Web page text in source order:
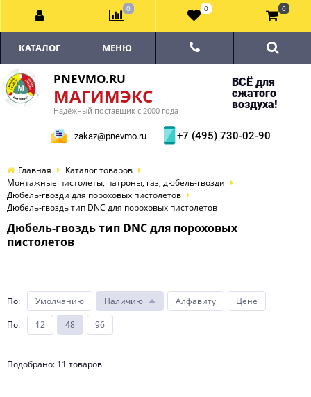
PNEVMO.RU
МАГИМЭКС
Надёжный поставщик с 2000 года
ВСЁ для
сжатого
воздуха!
zakaz@pnevmo.ru +7 (495) 730-02-90
КАТАЛОГ МЕНЮ
Главная
Каталог товаров
Монтажные пистолеты, патроны, газ, дюбель-гвозди
Дюбель-гвозди для пороховых пистолетов
Дюбель-гвоздь тип DNC для пороховых пистолетов
Дюбель-гвоздь тип DNC для пороховых
пистолетов
По: Умолчанию Наличию Алфавиту
Цене
По: 12 48 96
Подобрано: 11 товаров
0 0 0